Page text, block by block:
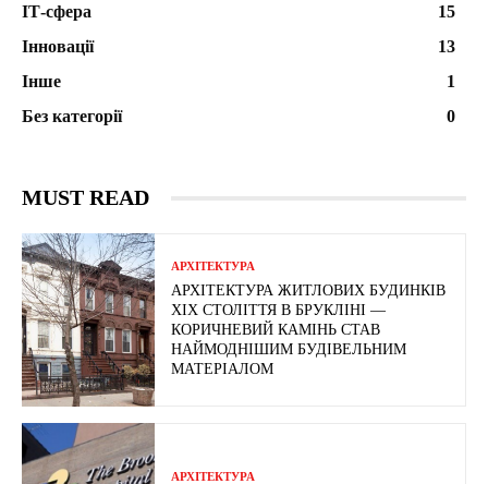
ІТ-сфера
15
Інновації
13
Інше
1
Без категорії
0
MUST READ
АРХІТЕКТУРА
АРХІТЕКТУРА ЖИТЛОВИХ БУДИНКІВ
ХІХ СТОЛІТТЯ В БРУКЛІНІ —
КОРИЧНЕВИЙ КАМІНЬ СТАВ
НАЙМОДНІШИМ БУДІВЕЛЬНИМ
МАТЕРІАЛОМ
АРХІТЕКТУРА